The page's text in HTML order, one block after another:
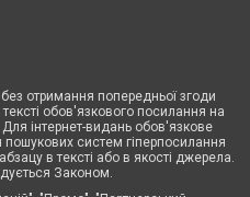
отримання попередньої згоди
обов'язкового посилання на
інтернет-видань обов'язкове
систем гіперпосилання
в тексті або в якості джерела.
Законом.